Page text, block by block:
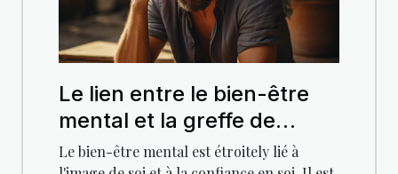
Le lien entre le bien-être
mental et la greffe de
cheveux
Le bien-être mental est étroitely lié à